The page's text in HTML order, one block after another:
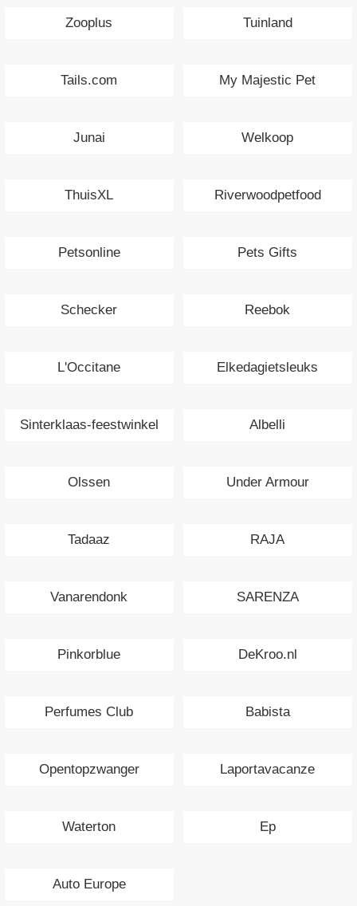
Zooplus Tuinland
Tails.com My Majestic Pet
Junai Welkoop
ThuisXL Riverwoodpetfood
Petsonline Pets Gifts
Schecker Reebok
L'Occitane Elkedagietsleuks
Sinterklaas-feestwinkel Albelli
Olssen Under Armour
Tadaaz RAJA
Vanarendonk SARENZA
Pinkorblue DeKroo.nl
Perfumes Club Babista
Opentopzwanger Laportavacanze
Waterton Ep
Auto Europe